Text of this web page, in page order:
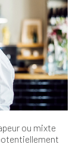
ou mixte